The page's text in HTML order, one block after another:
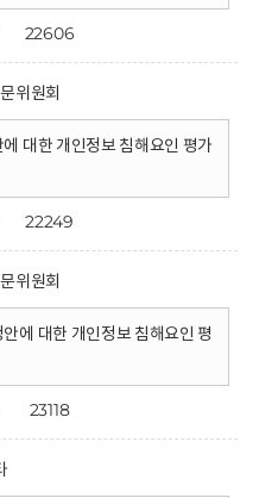
22606
위원회
대한 개인정보 침해요인 평가
22249
위원회
에 대한 개인정보 침해요인 평
23118